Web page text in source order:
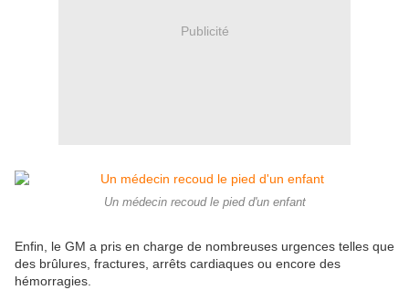
Publicité
Un médecin recoud le pied d'un enfant
Enfin, le GM a pris en charge de nombreuses urgences telles que
des brûlures, fractures, arrêts cardiaques ou encore des
hémorragies.